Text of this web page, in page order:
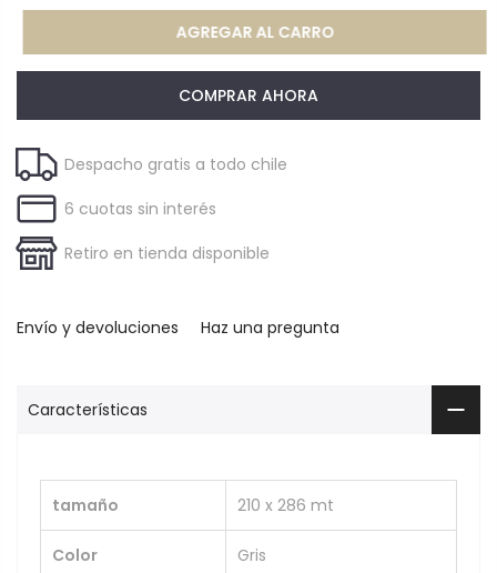
AGREGAR AL CARRO
COMPRAR AHORA
Despacho gratis a todo chile
6 cuotas sin interés
Retiro en tienda disponible
Envío y devoluciones Haz una pregunta
Características
tamaño 210 x 286 mt
Color Gris